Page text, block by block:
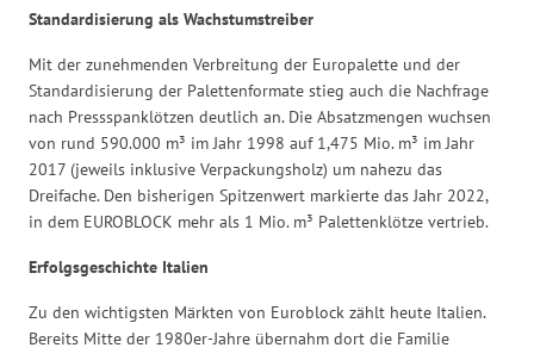
Standardisierung als Wachstumstreiber
Mit der zunehmenden Verbreitung der Europalette und der
Standardisierung der Palettenformate stieg auch die Nachfrage
nach Pressspanklötzen deutlich an. Die Absatzmengen wuchsen
von rund 590.000 m³ im Jahr 1998 auf 1,475 Mio. m³ im Jahr
2017 (jeweils inklusive Verpackungsholz) um nahezu das
Dreifache. Den bisherigen Spitzenwert markierte das Jahr 2022,
in dem EUROBLOCK mehr als 1 Mio. m³ Palettenklötze vertrieb.
Erfolgsgeschichte Italien
Zu den wichtigsten Märkten von Euroblock zählt heute Italien.
Bereits Mitte der 1980er-Jahre übernahm dort die Familie